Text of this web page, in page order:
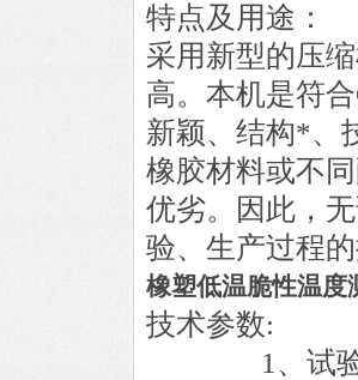
特点及用途：
采用新型的压
高。本机是符
新颖、结构*、
橡胶材料或不
优劣。因此，
验、生产过程
橡塑低温脆性温度
技术参数:
1、试验